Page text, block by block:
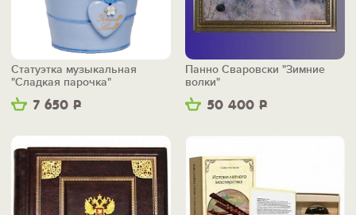
7 650 Р
Статуэтка музыкальная
"Сладкая парочка"
50 400 Р
Панно Сваровски "Зимние
волки"